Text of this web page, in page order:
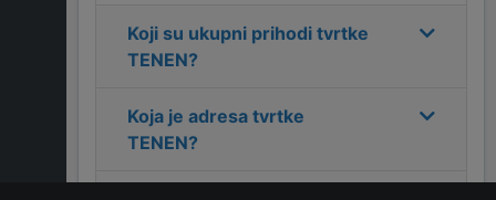
Koji su ukupni prihodi tvrtke
TENEN?
Koja je adresa tvrtke
TENEN?